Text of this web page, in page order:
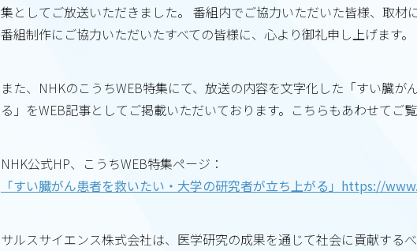
集としてご放送いただきました。 番組内でご協力いただいた皆様、取材
番組制作にご協力いただいたすべての皆様に、心より御礼申し上げます。
また、NHKのこうちWEB特集にて、放送の内容を文字化した「すい臓
る」をWEB記事としてご掲載いただいております。こちらもあわせてご覧
NHK公式HP、こうちWEB特集ページ：
「すい臓がん患者を救いたい・大学の研究者が立ち上がる」https://
サルスサイエンス株式会社は、医学研究の成果を通じて社会に貢献する